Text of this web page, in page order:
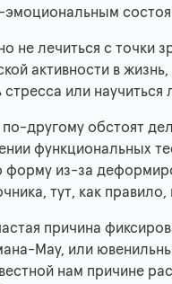
эмоциональным
не лечиться с точки
активности в
стресса или
другому обстоят
функциональных
форму из-за
тут, как правило,
причина
Мау, или
нам причине